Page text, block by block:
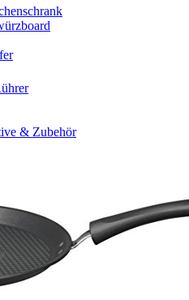
& Zubehör